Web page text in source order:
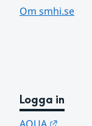
Om smhi.se
Logga in